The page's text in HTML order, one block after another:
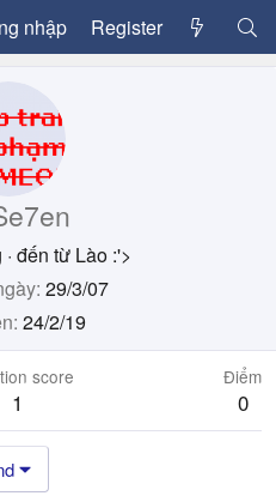
nhập Register
· đến từ Lào :'>
29/3/07
24/2/19
score
1
Điểm
0